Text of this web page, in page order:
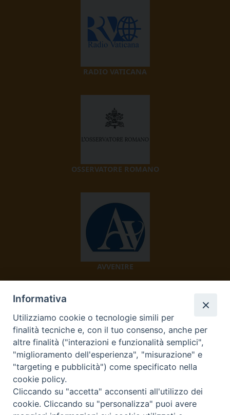
RADIO VATICANA
OSSERVATORE ROMANO
AVVENIRE
TV 2000
Informativa
Utilizziamo cookie o tecnologie simili per
finalità tecniche e, con il tuo consenso, anche per
altre finalità ("interazioni e funzionalità semplici",
"miglioramento dell'esperienza", "misurazione" e
"targeting e pubblicità") come specificato nella
cookie policy.
Cliccando su "accetta" acconsenti all'utilizzo dei
cookie. Cliccando su "personalizza" puoi avere